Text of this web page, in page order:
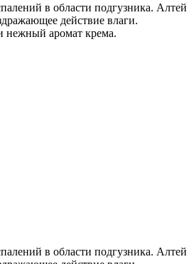
в области подгузника. Алтей
действие влаги.
нежный аромат крема.
в области подгузника. Алтей